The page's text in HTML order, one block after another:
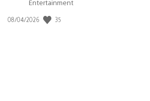
Entertainment
Date
08/04/2026 35